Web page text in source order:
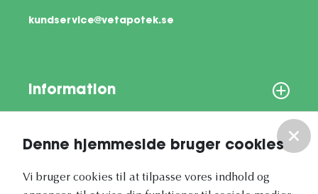
Denne hjemmeside bruger cookies
Vi bruger cookies til at tilpasse vores indhold og
kundservice@vetapotek.se
Information
Vores nyhedsbrev